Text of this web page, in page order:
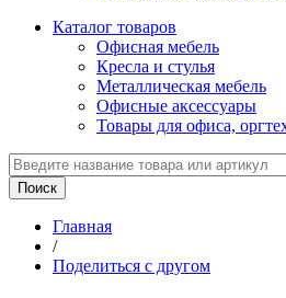
Каталог товаров
Офисная мебель
Кресла и стулья
Металлическая мебель
Офисные аксессуары
Товары для офиса,
Главная
/
Поделиться с другом